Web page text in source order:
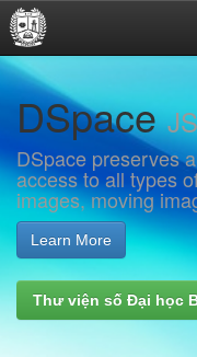
Skip
navigation
DSpace
DSpace preserves
access to all types
images, moving
Learn More
Thư viện số Đại học